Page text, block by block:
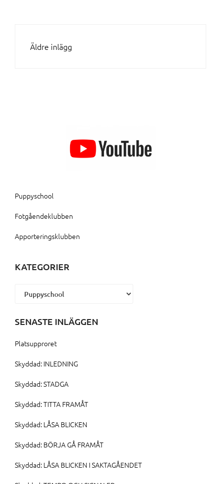
INLÄGGSNAVIGERING
Äldre inlägg
Puppyschool
Fotgåendeklubben
Apporteringsklubben
KATEGORIER
Kategorier
SENASTE INLÄGGEN
Platsupproret
Skyddad: INLEDNING
Skyddad: STADGA
Skyddad: TITTA FRAMÅT
Skyddad: LÅSA BLICKEN
Skyddad: BÖRJA GÅ FRAMÅT
Skyddad: LÅSA BLICKEN I SAKTAGÅENDET